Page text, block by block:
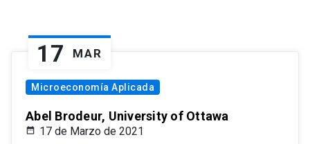
17 MAR
Microeconomía Aplicada
Abel Brodeur, University of Ottawa
17 de Marzo de 2021